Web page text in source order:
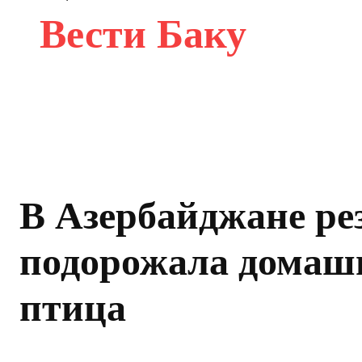
Вести Баку
В Азербайджане
подорожала
птица